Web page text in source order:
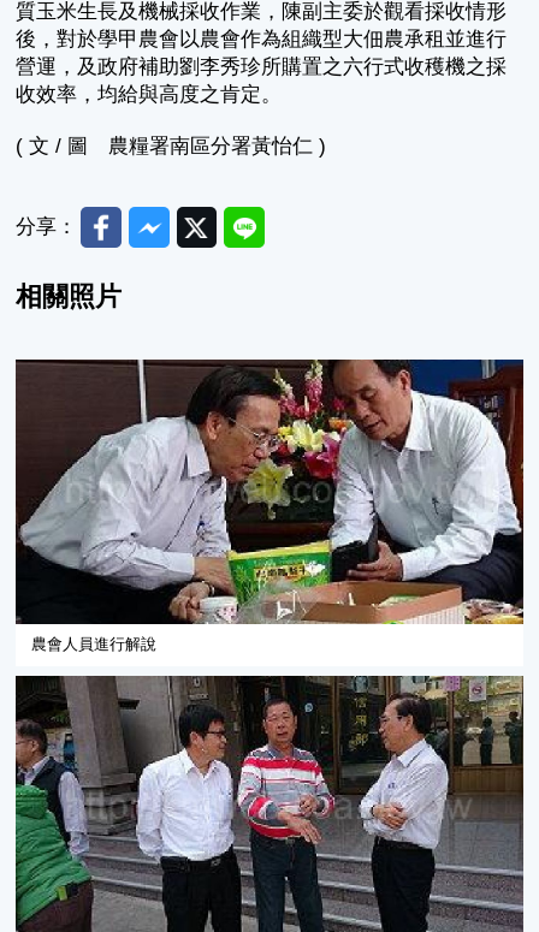
質玉米生長及機械採收作業，陳副主委於觀看採收情形
後，對於學甲農會以農會作為組織型大佃農承租並進行
營運，及政府補助劉李秀珍所購置之六行式收穫機之採
收效率，均給與高度之肯定。
( 文 / 圖 農糧署南區分署黃怡仁 )
分享： FacebookMessenger
TwitterLine
相關照片
農會人員進行解說